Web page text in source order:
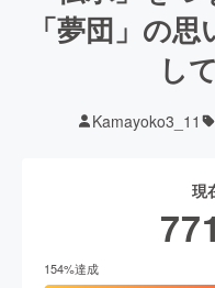
「夢団」の
し
Kamayoko3_11
現
154%達成